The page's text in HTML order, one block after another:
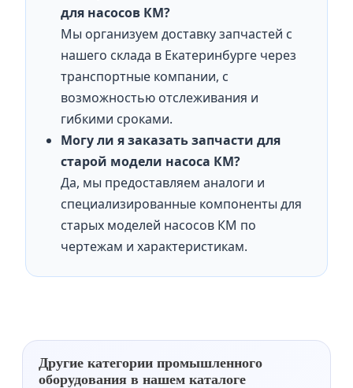
для насосов КМ?
Мы организуем доставку запчастей с
нашего склада в Екатеринбурге через
транспортные компании, с
возможностью отслеживания и
гибкими сроками.
Могу ли я заказать запчасти для
старой модели насоса КМ?
Да, мы предоставляем аналоги и
специализированные компоненты для
старых моделей насосов КМ по
чертежам и характеристикам.
Другие категории промышленного
оборудования в нашем каталоге